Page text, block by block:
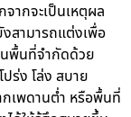
ากจะเป็นเหตุผล
สามารถแต่งเพื่อ
นพื้นที่จำกัดด้วย
ปร่ง โล่ง สบาย
เพดานต่ำ หรือพื้นที่